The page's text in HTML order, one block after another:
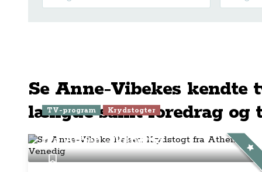
Se Anne-Vibekes
længde samt foredrag og
TV-program Krydstogter
Se Anne-Vibeke Rejser: Krydstogt
fra Athen - Venedig